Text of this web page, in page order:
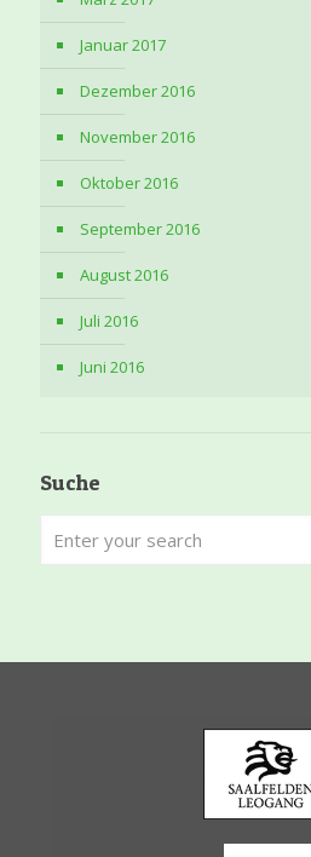
Januar 2017
Dezember 2016
November 2016
Oktober 2016
September 2016
August 2016
Juli 2016
Juni 2016
Suche